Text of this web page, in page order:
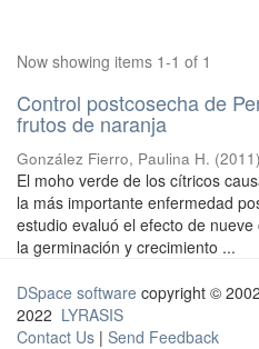
Now showing items 1-1 of 1
Control postcosecha de
frutos de naranja
González Fierro, Paulina H. (2011)
El moho verde de los cítricos
la más importante enfermedad
estudio evaluó el efecto de
la germinación y crecimiento ...
DSpace software copyright ©
2022 LYRASIS
Contact Us | Send Feedback